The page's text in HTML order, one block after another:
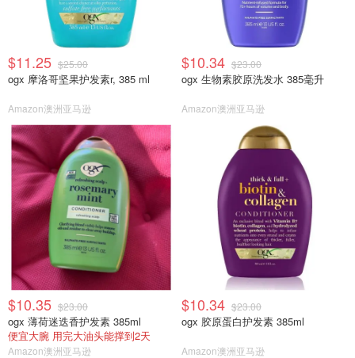
$11.25 $25.00
ogx 摩洛哥坚果护发素r, 385 ml
Amazon澳洲亚马逊
$10.34 $23.00
ogx 生物素胶原洗发水 385毫升
Amazon澳洲亚马逊
$10.35 $23.00
ogx 薄荷迷迭香护发素 385ml
便宜大腕 用完大油头能撑到2天
Amazon澳洲亚马逊
$10.34 $23.00
ogx 胶原蛋白护发素 385ml
Amazon澳洲亚马逊